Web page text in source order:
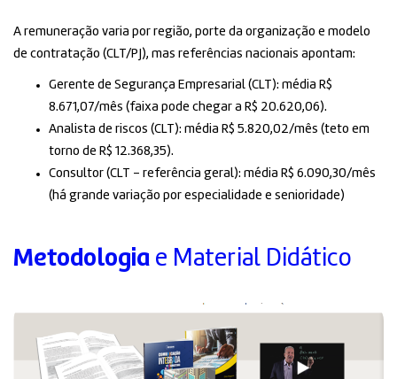
A remuneração varia por região, porte da organização e modelo
de contratação (CLT/PJ), mas referências nacionais apontam:
Gerente de Segurança Empresarial (CLT): média R$
8.671,07/mês (faixa pode chegar a R$ 20.620,06).
Analista de riscos (CLT): média R$ 5.820,02/mês (teto em
torno de R$ 12.368,35).
Consultor (CLT – referência geral): média R$ 6.090,30/mês
(há grande variação por especialidade e senioridade)
Metodologia e Material Didático